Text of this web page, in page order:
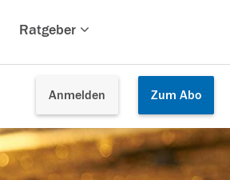
Ratgeber
Anmelden Zum Abo